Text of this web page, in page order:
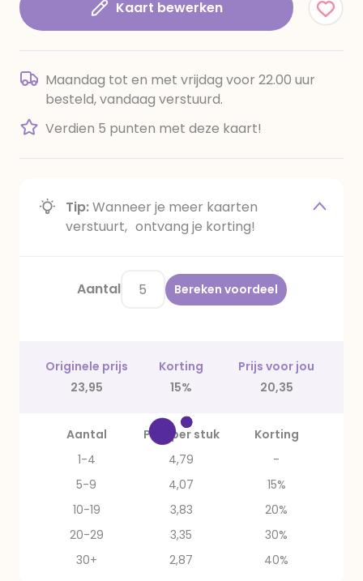
Kaart bewerken
Maandag tot en met vrijdag voor 22.00 uur
besteld, vandaag verstuurd.
Verdien 5 punten met deze kaart!
Tip:Wanneer je meer kaarten
verstuurt, ontvang je korting!
Aantal Bereken voordeel
Originele prijs Korting
Prijs voor jou
23,95
15% 20,35
Aantal Prijs per stuk
Korting
1-4
4,79
-
5-9
4,07
15%
10-19
3,83
20%
20-29
3,35
30%
30+
2,87 40%